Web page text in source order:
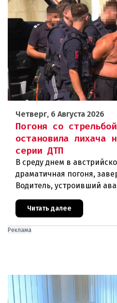
Четверг, 6 Августа 2026
Погоня со
остановила лихача
серии ДТП
В среду днем в
драматичная погоня,
Водитель, устроивший
скрыться от полиции,
новых столкновений.Что
Читать далее
Реклама